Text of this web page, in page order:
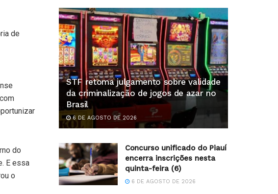
de
do
E essa
o
STF retoma julgamento sobre validade
da criminalização de jogos de azar no
Brasil
6 DE AGOSTO DE 2026
Concurso unificado do Piauí
encerra inscrições nesta
quinta-feira (6)
6 DE AGOSTO DE 2026